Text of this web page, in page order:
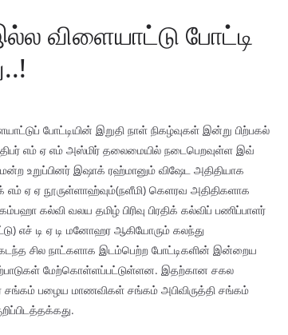
விளையாட்டு போட்டி
போட்டியின் இறுதி நாள் நிகழ்வுகள் இன்று பிற்பகல்
எம் ஏ எம் அஸ்மிர் தலைமையில் நடைபெறவுள்ள இவ்
உறுப்பினர் இஷாக் ரஹ்மானும் விஷேட அதிதியாக
ஏ ஏ நூருள்ளாஹ்வும்(நளீமி) கெளரவ அதிதிகளாக
கல்வி வலய தமிழ் பிரிவு பிரதிக் கல்விப் பணிப்பாளர்
எச் டி ஏ டி மனோஹர ஆகியோரும் கலந்து
சில நாட்களாக இடம்பெற்ற போட்டிகளின் இன்றைய
மேற்கொள்ளப்பட்டுள்ளன. இதற்கான சகல
சங்கம் பழைய மாணவிகள் சங்கம் அபிவிருத்தி சங்கம்